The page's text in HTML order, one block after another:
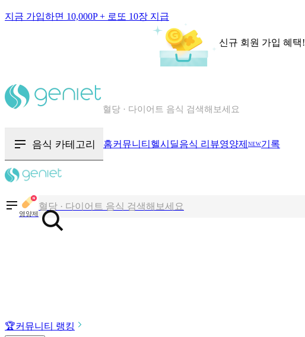
지금 가입하면 10,000P + 로또 10장 지급
신규 회원 가입 혜택!
혈당 · 다이어트 음식 검색해보세요
음식 카테고리 홈커뮤니티 헬시딜음식 리뷰영양제 NEW기록
영양제
혈당 · 다이어트 음식 검색해보세요
음식 · 영양제 리뷰를 찾아보세요
🏆커뮤니티 랭킹